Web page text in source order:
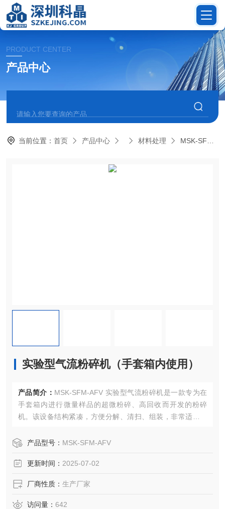
PRODUCT CENTER
产品中心
当前位置：首页 产品中心 材料处理 MSK-SFM-AFV实验型气流粉碎机（手套箱内使用）
实验型气流粉碎机（手套箱内使用）
产品简介： MSK-SFM-AFV 实验型气流粉碎机是一款专为在
手套箱内进行微量样品的超微粉碎、高回收而开发的粉碎
机。该设备结构紧凑，方便分解、清扫、组装，非常适用于
产品型号： MSK-SFM-AFV
更新时间： 2025-07-02
厂商性质： 生产厂家
访问量： 642